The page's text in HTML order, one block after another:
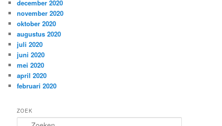
december 2020
november 2020
oktober 2020
augustus 2020
juli 2020
juni 2020
mei 2020
april 2020
februari 2020
ZOEK